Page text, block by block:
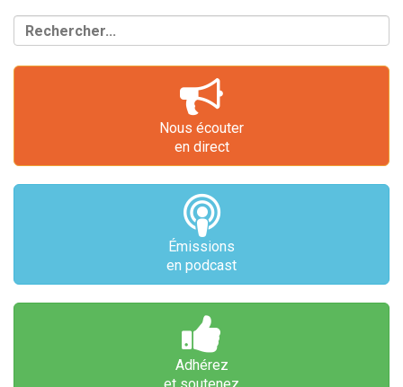
Nous écouter
en direct
Émissions
en podcast
Adhérez